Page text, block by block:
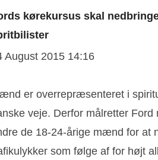
kørekursus skal
August 2015 14:16
er overrepræsenteret i
veje. Derfor målretter Ford
de 18-24-årige mænd for at
som følge af for højt